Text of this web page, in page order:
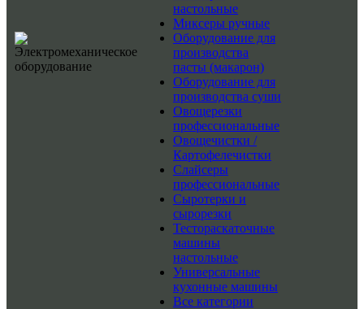
настольные
Миксеры ручные
Оборудование для
производства
пасты (макарон)
Оборудование для
производства суши
Овощерезки
профессиональные
Овощечистки /
Картофелечистки
Слайсеры
профессиональные
Сыротерки и
сырорезки
Тестораскаточные
машины
настольные
Универсальные
кухонные машины
Все категории